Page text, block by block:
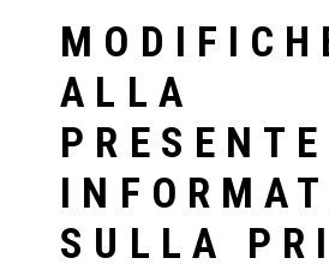
ALLA
PRESENTE
SULLA